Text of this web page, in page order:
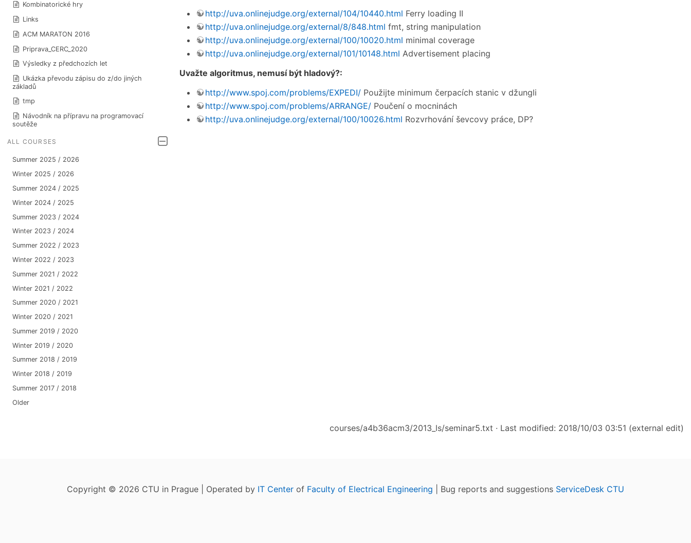
Kombinatorické hry
Links
ACM MARATON 2016
Priprava_CERC_2020
Výsledky z předchozích let
Ukázka převodu zápisu do z/do jiných
základů
tmp
Návodník na přípravu na programovací
soutěže
ALL COURSES
Summer 2025 / 2026
Winter 2025 / 2026
Summer 2024 / 2025
Winter 2024 / 2025
Summer 2023 / 2024
Winter 2023 / 2024
Summer 2022 / 2023
Winter 2022 / 2023
Summer 2021 / 2022
Winter 2021 / 2022
Summer 2020 / 2021
Winter 2020 / 2021
Summer 2019 / 2020
Winter 2019 / 2020
Summer 2018 / 2019
Winter 2018 / 2019
Summer 2017 / 2018
Older
http://uva.onlinejudge.org/external/104/10440.html Ferry loading II
http://uva.onlinejudge.org/external/8/848.html fmt, string manipulation
http://uva.onlinejudge.org/external/100/10020.html minimal coverage
http://uva.onlinejudge.org/external/101/10148.html Advertisement placing
Uvažte algoritmus, nemusí být hladový?:
http://www.spoj.com/problems/EXPEDI/ Použijte minimum čerpacích stanic v džungli
http://www.spoj.com/problems/ARRANGE/ Poučení o mocninách
http://uva.onlinejudge.org/external/100/10026.html Rozvrhování ševcovy práce, DP?
courses/a4b36acm3/2013_ls/seminar5.txt · Last modified: 2018/10/03 03:51 (external edit)
Copyright © 2026 CTU in Prague | Operated by IT Center of Faculty of Electrical Engineering | Bug reports and suggestions ServiceDesk CTU